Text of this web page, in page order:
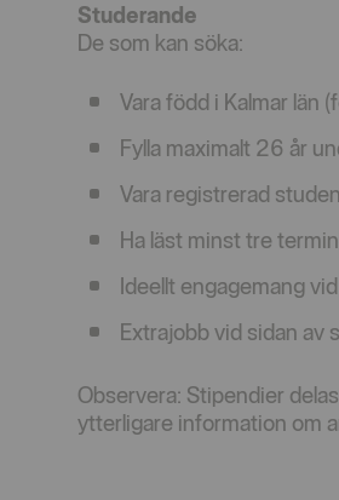
Studerande
De som kan söka:
Vara född i Kalmar län
Fylla maximalt 26 år
Vara registrerad
Ha läst minst tre
Ideellt engagemang
Extrajobb vid sidan av
Observera: Stipendier
ytterligare information om